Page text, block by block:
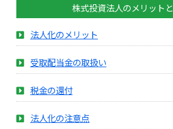
株式投資法人のメリット
法人化のメリット
受取配当金の取扱い
税金の還付
法人化の注意点